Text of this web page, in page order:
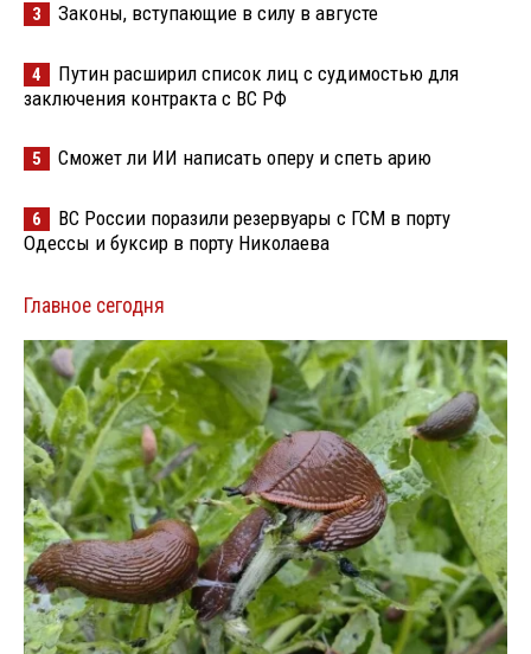
3 Законы, вступающие в силу в августе
4
Путин расширил список лиц с судимостью для
заключения контракта с ВС РФ
5 Сможет ли ИИ написать оперу и спеть арию
6
ВС России поразили резервуары с ГСМ в порту
Одессы и буксир в порту Николаева
Главное сегодня